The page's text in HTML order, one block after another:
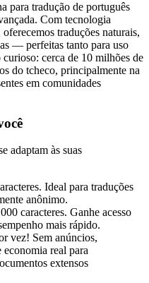
para tradução de português
Com tecnologia
traduções naturais,
— perfeitas tanto para uso
cerca de 10 milhões de
do tcheco, principalmente na
em comunidades
adaptam às suas
Ideal para traduções
anônimo.
caracteres. Ganhe acesso
mais rápido.
vez! Sem anúncios,
economia real para
extensos